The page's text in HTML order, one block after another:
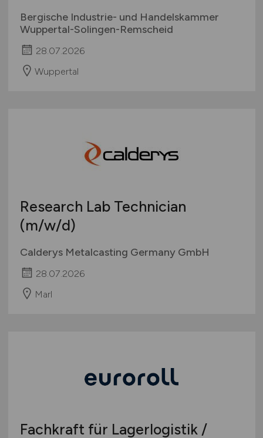
Bergische Industrie- und Handelskammer
Wuppertal-Solingen-Remscheid
28.07.2026
Wuppertal
Research Lab Technician
(m/w/d)
Calderys Metalcasting Germany GmbH
28.07.2026
Marl
Fachkraft für Lagerlogistik /